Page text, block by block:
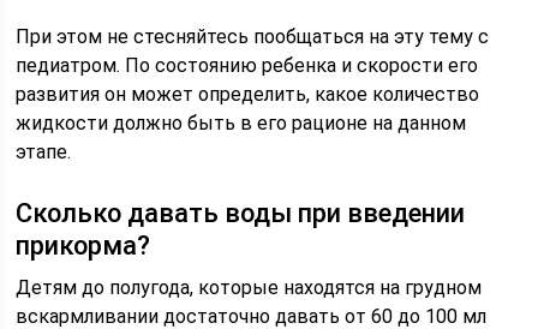
При этом не стесняйтесь пообщаться на эту тему с
педиатром. По состоянию ребенка и скорости его
развития он может определить, какое количество
жидкости должно быть в его рационе на данном
этапе.
Сколько давать воды при введении
прикорма?
Детям до полугода, которые находятся на грудном
вскармливании достаточно давать от 60 до 100 мл